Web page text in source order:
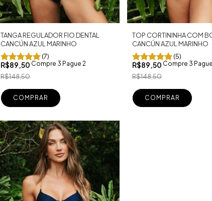
TANGA REGULADOR FIO DENTAL
CANCÚN AZUL MARINHO
(7)
R$89,50 Compre 3 Pague 2
R$148,50
COMPRAR
TOP CORTININHA COM
CANCÚN AZUL MARINHO
(5)
R$89,50 Compre 3
R$148,50
COMPRAR